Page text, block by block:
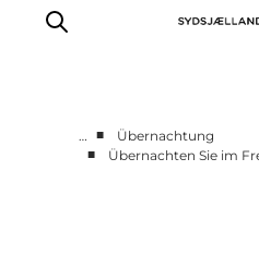
… ■
Übernachtung
■
Übernachten Sie im